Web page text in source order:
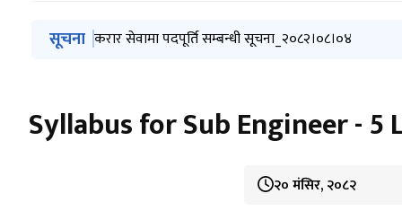
मुख्य नेभिगेसनमा जानुहोस्
सूचना बोलपत्र आव्हान सम्बन्धमा
करार सेवामा पदपूर्ति सम्बन्धी सूचना_२०८२।०८।०४
बोलपत्र स्वीकृत गर्ने आशयको सूचना (NITDB/NCB/C-62)
आर्थिक प्रस्ताव (बोलपत्र) खोल्ने सम्बन्धी आशयको सूचना
Syllabus for Sub Engineer - 5
२० मंसिर, २०८२